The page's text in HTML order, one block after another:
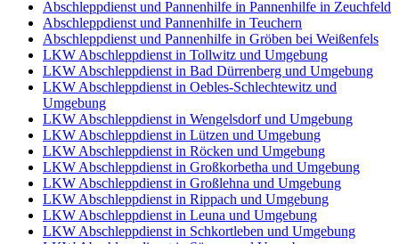
Abschleppdienst und Pannenhilfe in Pannenhilfe in Zeuchfeld
Abschleppdienst und Pannenhilfe in Teuchern
Abschleppdienst und Pannenhilfe in Gröben bei Weißenfels
LKW Abschleppdienst in Tollwitz und Umgebung
LKW Abschleppdienst in Bad Dürrenberg und Umgebung
LKW Abschleppdienst in Oebles-Schlechtewitz und
Umgebung
LKW Abschleppdienst in Wengelsdorf und Umgebung
LKW Abschleppdienst in Lützen und Umgebung
LKW Abschleppdienst in Röcken und Umgebung
LKW Abschleppdienst in Großkorbetha und Umgebung
LKW Abschleppdienst in Großlehna und Umgebung
LKW Abschleppdienst in Rippach und Umgebung
LKW Abschleppdienst in Leuna und Umgebung
LKW Abschleppdienst in Schkortleben und Umgebung